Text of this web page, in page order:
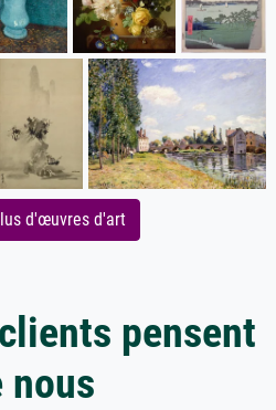
d'œuvres d'art
pensent
nous